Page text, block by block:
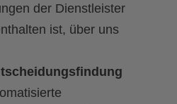
der Dienstleister
ist, über uns